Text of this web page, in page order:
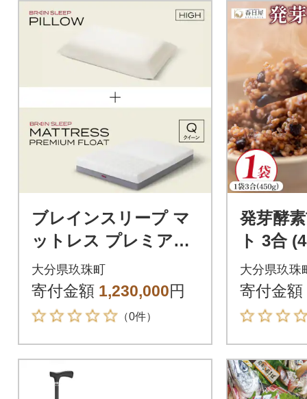
ブレインスリープ マ
ットレス プレミアム
フロート ホワイト ク
イーンサイズ +ピロー
HIGH
大分県玖珠町
寄付金額 1,230,000円
（0件）
発芽酵
ト 3合 (450g) 洗わず
そのま
米 1袋
大分県玖珠
寄付金額